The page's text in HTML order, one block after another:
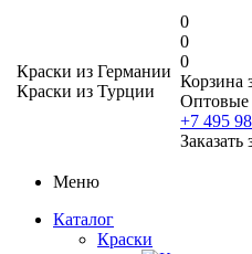
Краски из Германии
Краски из Турции
0
0
0
Корзина
Оптовые
+7 495
Заказать
Меню
Каталог
Краски